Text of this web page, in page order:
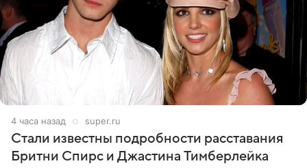
4 часа назад super.ru
Стали известны подробности расставания
Бритни Спирс и Джастина Тимберлейка